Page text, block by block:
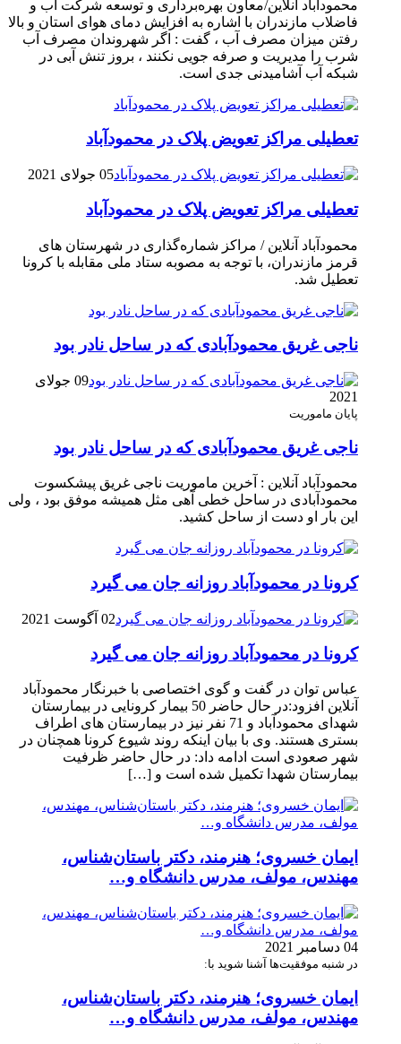
محمودآباد آنلاین/معاون بهره‌برداری و توسعه شرکت آب و
فاضلاب مازندران با اشاره به افزایش دمای هوای استان و بالا
رفتن میزان مصرف آب ، گفت : اگر شهروندان مصرف آب
شرب را مدیریت و صرفه جویی نکنند ، بروز تنش آبی در
شبکه آب آشامیدنی جدی است.
تعطیلی مراکز تعویض پلاک در محمودآباد
05 جولای 2021
تعطیلی مراکز تعویض پلاک در محمودآباد
محمودآباد آنلاین / مراکز شماره‌گذاری در شهر‌ستان های
قرمز مازندران، با توجه به مصوبه ستاد ملی مقابله با کرونا
تعطیل شد.
ناجی غریق محمودآبادی که در ساحل نادر بود
09 جولای
2021
پایان ماموریت
ناجی غریق محمودآبادی که در ساحل نادر بود
محمودآباد آنلاین : آخرین ماموریت ناجی غریق پیشکسوت
محمودآبادی در ساحل خطی آهی مثل همیشه موفق بود ، ولی
این بار او دست از ساحل کشید.
کرونا در محمودآباد روزانه جان می گیرد
02 آگوست 2021
کرونا در محمودآباد روزانه جان می گیرد
عباس توان در گفت و گوی اختصاصی با خبرنگار محمودآباد
آنلاین افزود:در حال حاضر 50 بیمار کرونایی در بیمارستان
شهدای محمودآباد و 71 نفر نیز در بیمارستان های اطراف
بستری هستند. وی با بیان اینکه روند شیوع کرونا همچنان در
شهر صعودی است ادامه داد: در حال حاضر ظرفیت
بیمارستان شهدا تکمیل شده است و […]
ایمان خسروی؛ هنرمند، دکتر باستان‌شناس،
مهندس، مولف، مدرس دانشگاه و…
04 دسامبر 2021
در شنبه موفقیت‌ها آشنا شوید با:
ایمان خسروی؛ هنرمند، دکتر باستان‌شناس،
مهندس، مولف، مدرس دانشگاه و…